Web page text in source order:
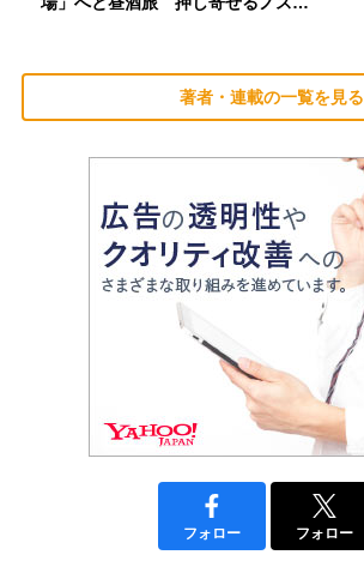
著者・連載の一覧を見る
フォロー フォロー